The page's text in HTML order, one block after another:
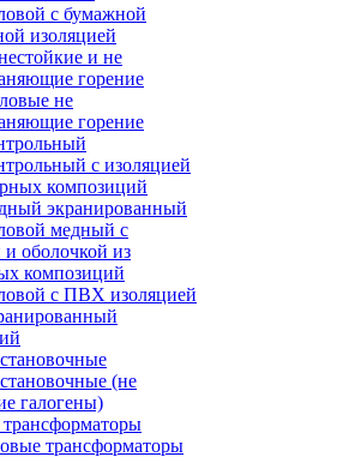
с бумажной
изоляцией
и не
горение
не
горение
с изоляцией
композиций
экранированный
медный с
и оболочкой из
композиций
с ПВХ изоляцией
(не
галогены)
трансформаторы